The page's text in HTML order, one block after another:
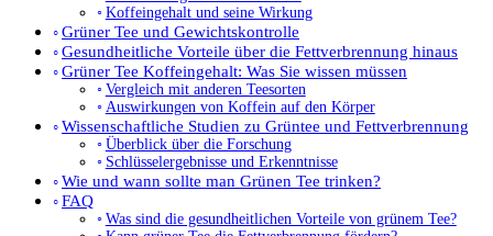
Koffeingehalt und seine Wirkung
Grüner Tee und Gewichtskontrolle
Gesundheitliche Vorteile über die Fettverbrennung hinaus
Grüner Tee Koffeingehalt: Was Sie wissen müssen
Vergleich mit anderen Teesorten
Auswirkungen von Koffein auf den Körper
Wissenschaftliche Studien zu Grüntee und Fettverbrennung
Überblick über die Forschung
Schlüsselergebnisse und Erkenntnisse
Wie und wann sollte man Grünen Tee trinken?
FAQ
Was sind die gesundheitlichen Vorteile von grünem Tee?